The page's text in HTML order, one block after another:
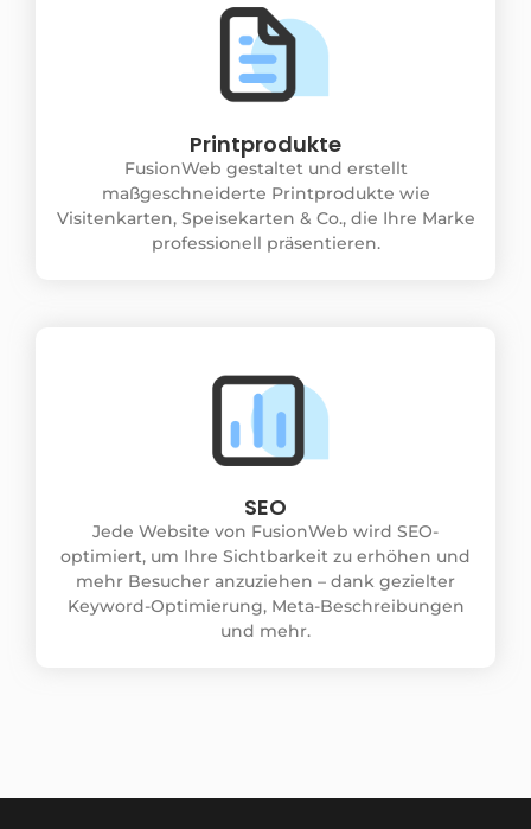
Printprodukte
FusionWeb gestaltet und erstellt
maßgeschneiderte Printprodukte wie
Visitenkarten, Speisekarten & Co., die Ihre Marke
professionell präsentieren.
SEO
Jede Website von FusionWeb wird SEO-
optimiert, um Ihre Sichtbarkeit zu erhöhen und
mehr Besucher anzuziehen – dank gezielter
Keyword-Optimierung, Meta-Beschreibungen
und mehr.